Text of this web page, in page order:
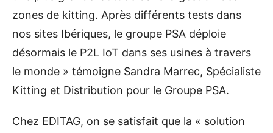
zones de kitting. Après différents tests dans
nos sites Ibériques, le groupe PSA déploie
désormais le P2L IoT dans ses usines à travers
le monde » témoigne Sandra Marrec, Spécialiste
Kitting et Distribution pour le Groupe PSA.
Chez EDITAG, on se satisfait que la « solution